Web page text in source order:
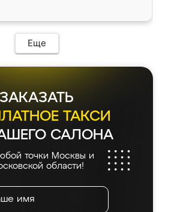
Еще
ЗАКАЗАТЬ
ТАКСИ
САЛОНА
точки Москвы и
области!